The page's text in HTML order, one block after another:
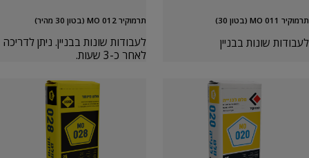
תרמוקיר MO 011 (בטון 30)
לעבודות שונות בבניין
תרמוקיר MO 012 (בטון 30 מהיר)
לעבודות שונות בבניין. ניתן לדריכה
לאחר כ-3 שעות.